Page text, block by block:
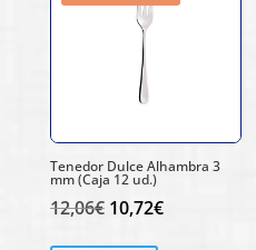
Tenedor Dulce Alhambra 3
mm (Caja 12 ud.)
12,06€ El
10,72€El